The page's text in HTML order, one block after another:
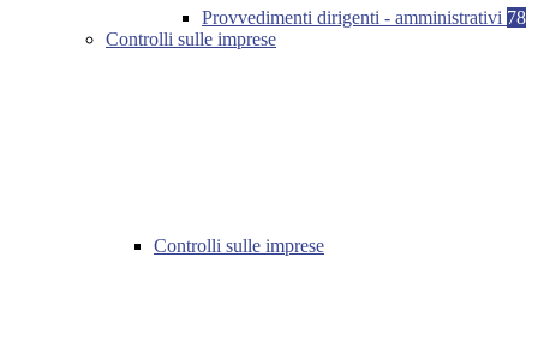
Provvedimenti dirigenti - amministrativi 78
Controlli sulle imprese
Controlli sulle imprese